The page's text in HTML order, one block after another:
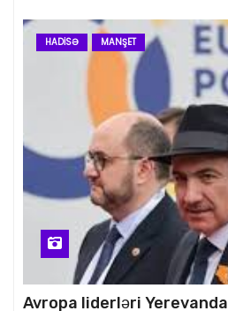
HADISƏ MANŞET
Avropa liderləri Yerevanda